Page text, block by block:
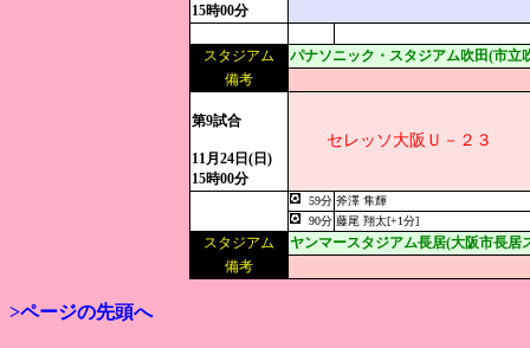
15時00分
スタジアム
パナソニック・スタジアム吹田(市立
備考
第9試合
11月24日(日)
15時00分
セレッソ大阪Ｕ－２３
59分 斧澤 隼輝
90分 藤尾 翔太[+1分]
スタジアム
ヤンマースタジアム長居(大阪市長居
備考
>ページの先頭へ